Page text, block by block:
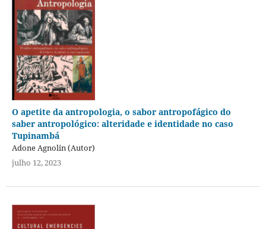
O apetite da antropologia, o sabor antropofágico do
saber antropológico: alteridade e identidade no caso
Tupinambá
Adone Agnolin (Autor)
julho 12, 2023